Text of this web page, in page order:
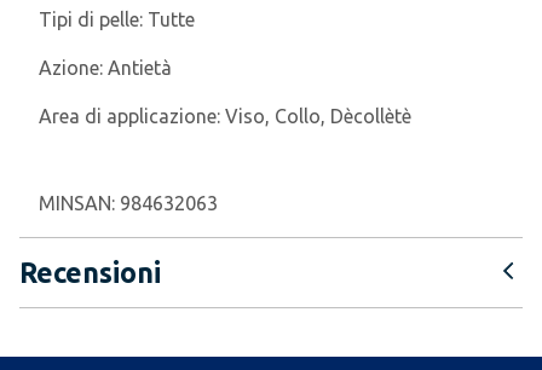
Tipi di pelle: Tutte
Azione: Antietà
Area di applicazione: Viso, Collo, Dècollètè
MINSAN: 984632063
Recensioni